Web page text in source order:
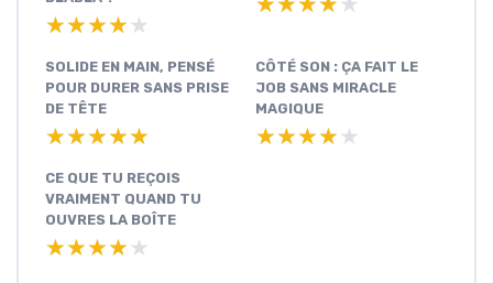
★★★★★
★★★★★
SOLIDE EN MAIN, PENSÉ
POUR DURER SANS PRISE
DE TÊTE
★★★★★
★★★★★
CÔTÉ SON : ÇA FAIT LE
JOB SANS MIRACLE
MAGIQUE
★★★★★
★★★★★
CE QUE TU REÇOIS
VRAIMENT QUAND TU
OUVRES LA BOÎTE
★★★★★
★★★★★